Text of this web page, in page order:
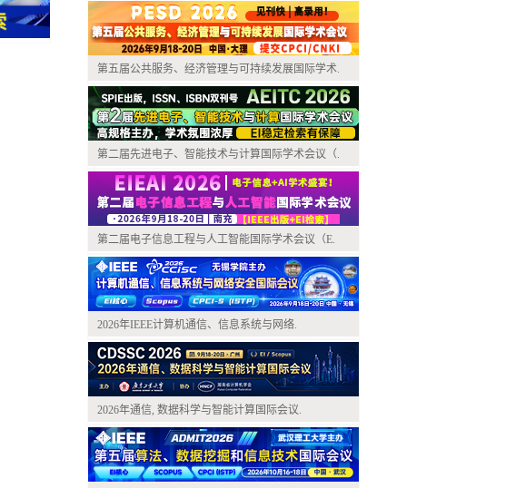
第五届公共服务、经济管理与可持续发展国际学术.
第二届先进电子、智能技术与计算国际学术会议（.
第二届电子信息工程与人工智能国际学术会议（E.
2026年IEEE计算机通信、信息系统与网络.
2026年通信, 数据科学与智能计算国际会议.